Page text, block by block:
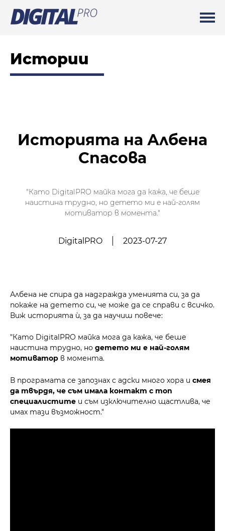
Истории
Историята на Албена
Спасова
"Като DigitalPRO майка мога да кажа, че беше
наистина трудно, но детето ми е най-голям
мотиватор в момента."
DigitalPRO 2023-07-27
Албена не спира да надгражда уменията си, за да
покаже на детето си, че може да се справи с всичко.
Виж историята ѝ, за да научиш повече:
"Като DigitalPRO майка мога да кажа, че беше
наистина трудно, но детето ми е най-голям
мотиватор в момента.
В програмата се запознах с адски много хора и смея
да твърдя, че съм имала контакт с топ
специалистите и съм изключително щастлива, че
имах тази възможност."